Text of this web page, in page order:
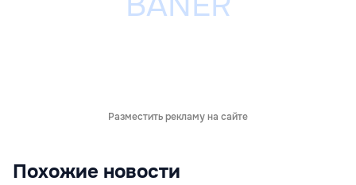
Разместить рекламу на сайте
Похожие новости